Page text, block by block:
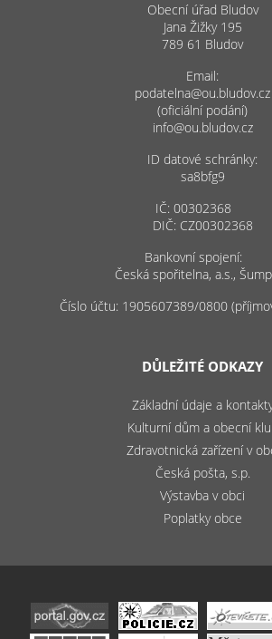
Obecní úřad Bludov
Jana Žižky 195
789 61 Bludov
Email:
podatelna@ou.bludov.cz
(oficiální podání)
info@ou.bludov.cz
ID datové schránky:
sa8bfg9
IČ: 00302368
DIČ: CZ00302368
Bankovní spojení:
Česká spořitelna, a.s.,
Číslo účtu: 1905607389/0800
DŮLEŽITÉ ODKAZY
Základní údaje a
Kulturní dům a obecní
Zdravotnická zařízení v
Česká pošta, s.p.
Výstavba v obci
Poplatky obce